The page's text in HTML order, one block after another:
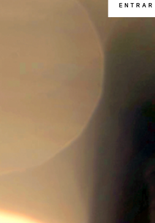
ENTRAR